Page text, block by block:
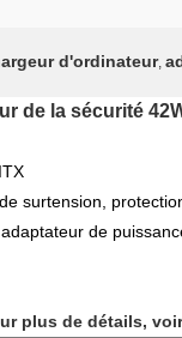
d'ordinateur,
de la sécurité
surtension,
de
plus de détails,